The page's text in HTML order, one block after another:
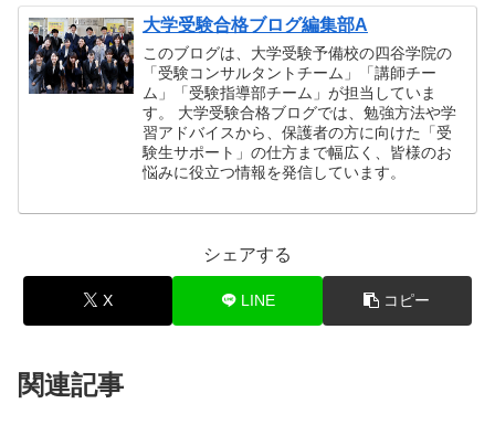
大学受験合格ブログ編集部A
このブログは、大学受験予備校の四谷学院の
「受験コンサルタントチーム」「講師チー
ム」「受験指導部チーム」が担当していま
す。 大学受験合格ブログでは、勉強方法や学
習アドバイスから、保護者の方に向けた「受
験生サポート」の仕方まで幅広く、皆様のお
悩みに役立つ情報を発信しています。
シェアする
X LINE コピー
関連記事